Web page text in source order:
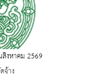
งหาคม 2569